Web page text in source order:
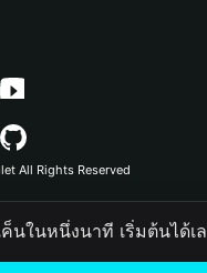
รนด์
ย
ตัว
าร
All Rights Reserved
นในหนึ่งนาที เริ่มต้นได้เ